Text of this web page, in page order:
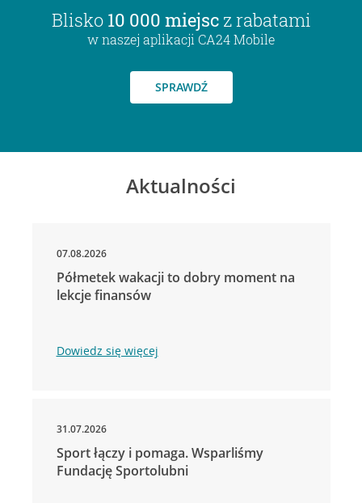
Blisko 10 000 miejsc z rabatami
w naszej aplikacji CA24 Mobile
SPRAWDŹ
Aktualności
07.08.2026
Półmetek wakacji to dobry moment na
lekcje finansów
Dowiedz się więcej
31.07.2026
Sport łączy i pomaga. Wsparliśmy
Fundację Sportolubni